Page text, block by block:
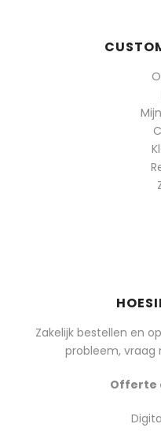
Zakelijk bestellen en
probleem, vraag
Offerte